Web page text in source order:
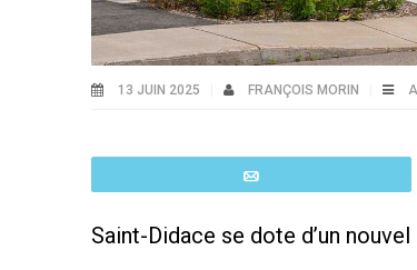
13 JUIN 2025 FRANÇOIS MORIN
Saint-Didace se dote d’un